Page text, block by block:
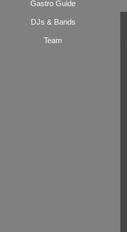
Gastro Guide
DJs & Bands
Team